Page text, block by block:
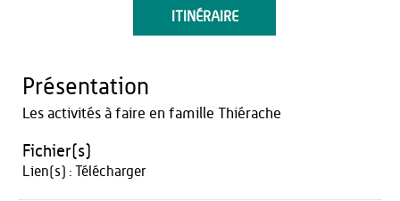
ITINÉRAIRE
Présentation
Les activités à faire en famille Thiérache
Fichier(s)
Lien(s) : Télécharger